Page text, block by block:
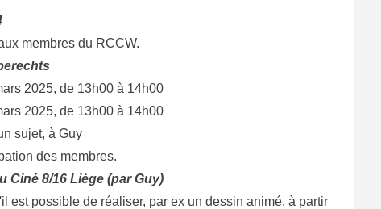
membres du RCCW.
2025, de 13h00 à 14h00
2025, de 13h00 à 14h00
sujet, à Guy
des membres.
Ciné 8/16 Liège (par Guy)
est possible de réaliser, par ex un dessin animé, à partir